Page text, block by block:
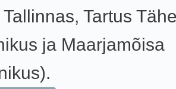
Tartus
ja Maarjamõisa